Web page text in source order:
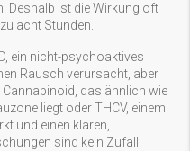
Deshalb ist die Wirkung oft
acht Stunden.
ein nicht-psychoaktives
Rausch verursacht , aber
das ähnlich wie
liegt oderTHCV, einem
und einen klaren,
sind kein Zufall: